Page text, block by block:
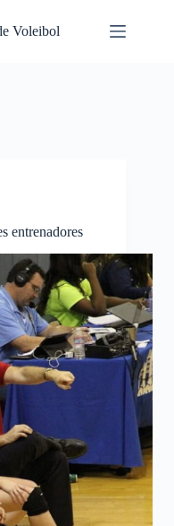
Voleibol
entrenadores